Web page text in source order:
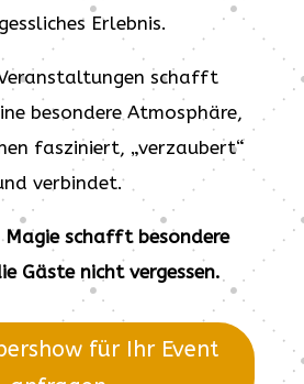
Erlebnis.
schafft
besondere Atmosphäre,
fasziniert, „verzaubert“
verbindet.
Magie schafft besondere
Gäste nicht vergessen.
für Ihr Event